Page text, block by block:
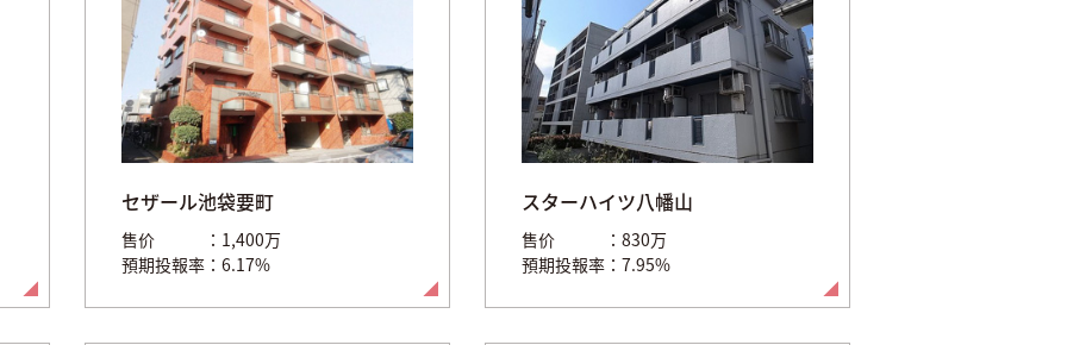
セザール池袋要町
售价
1,400万
預期投報率
6.17%
スターハイツ八幡山
售价
830万
預期投報率
7.95%